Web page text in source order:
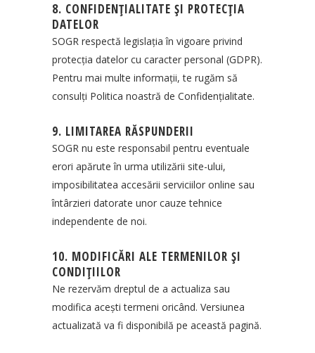
8. CONFIDENȚIALITATE ȘI PROTECȚIA
DATELOR
SOGR respectă legislația în vigoare privind
protecția datelor cu caracter personal (GDPR).
Pentru mai multe informații, te rugăm să
consulți Politica noastră de Confidențialitate.
9. LIMITAREA RĂSPUNDERII
SOGR nu este responsabil pentru eventuale
erori apărute în urma utilizării site-ului,
imposibilitatea accesării serviciilor online sau
întârzieri datorate unor cauze tehnice
independente de noi.
10. MODIFICĂRI ALE TERMENILOR ȘI
CONDIȚIILOR
Ne rezervăm dreptul de a actualiza sau
modifica acești termeni oricând. Versiunea
actualizată va fi disponibilă pe această pagină.